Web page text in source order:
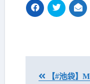
【#池袋】